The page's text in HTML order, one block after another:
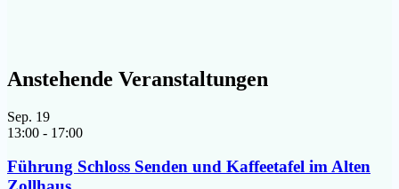
Anstehende Veranstaltungen
Sep. 19
13:00 - 17:00
Führung Schloss Senden und Kaffeetafel im Alten